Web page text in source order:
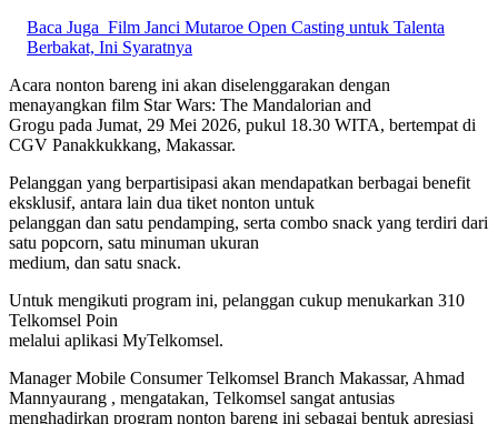
Baca Juga Film Janci Mutaroe Open Casting untuk Talenta
Berbakat, Ini Syaratnya
Acara nonton bareng ini akan diselenggarakan dengan
menayangkan film Star Wars: The Mandalorian and
Grogu pada Jumat, 29 Mei 2026, pukul 18.30 WITA, bertempat di
CGV Panakkukkang, Makassar.
Pelanggan yang berpartisipasi akan mendapatkan berbagai benefit
eksklusif, antara lain dua tiket nonton untuk
pelanggan dan satu pendamping, serta combo snack yang terdiri dari
satu popcorn, satu minuman ukuran
medium, dan satu snack.
Untuk mengikuti program ini, pelanggan cukup menukarkan 310
Telkomsel Poin
melalui aplikasi MyTelkomsel.
Manager Mobile Consumer Telkomsel Branch Makassar, Ahmad
Mannyaurang , mengatakan, Telkomsel sangat antusias
menghadirkan program nonton bareng ini sebagai bentuk apresiasi